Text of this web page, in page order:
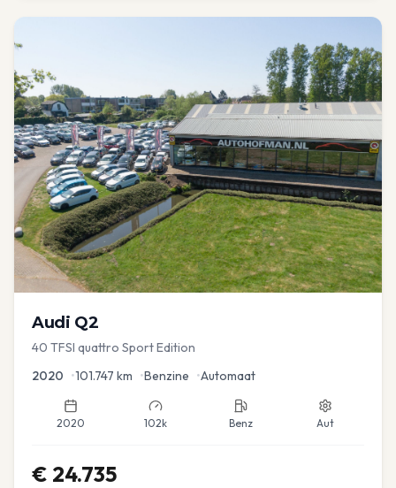
Audi Q2
40 TFSI quattro Sport Edition
2020 •101.747 km •Benzine •Automaat
2020 102k Benz Aut
€ 24.735